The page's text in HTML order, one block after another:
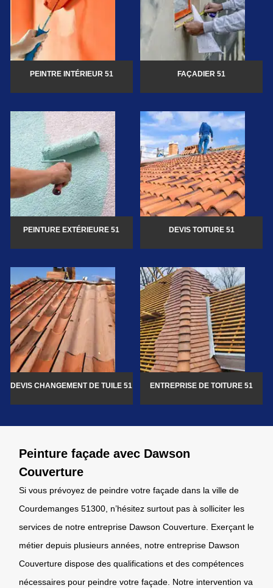
PEINTRE INTÉRIEUR 51 FAÇADIER 51
PEINTURE EXTÉRIEURE 51 DEVIS TOITURE 51
DEVIS CHANGEMENT DE TUILE 51 ENTREPRISE DE TOITURE 51
Peinture façade avec Dawson
Couverture
Si vous prévoyez de peindre votre façade dans la ville de
Courdemanges 51300, n’hésitez surtout pas à solliciter les
services de notre entreprise Dawson Couverture. Exerçant le
métier depuis plusieurs années, notre entreprise Dawson
Couverture dispose des qualifications et des compétences
nécessaires pour peindre votre façade. Notre intervention va